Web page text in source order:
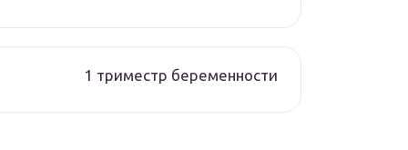
1 триместр беременности